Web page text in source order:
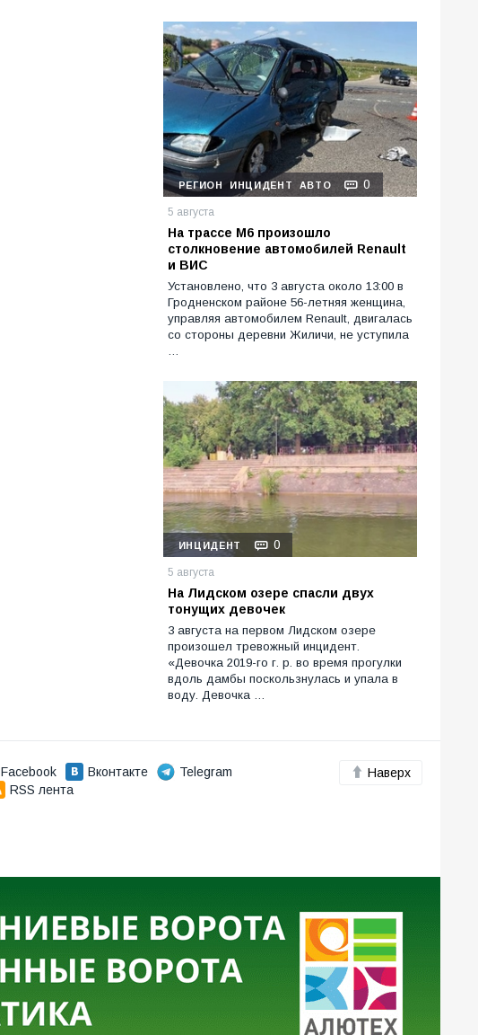
РЕГИОН ИНЦИДЕНТ АВТО 0
5 августа
На трассе М6 произошло
столкновение автомобилей Renault
и ВИС
Установлено, что 3 августа около 13:00 в
Гродненском районе 56-летняя женщина,
управляя автомобилем Renault, двигалась
со стороны деревни Жиличи, не уступила
…
ИНЦИДЕНТ 0
5 августа
На Лидском озере спасли двух
тонущих девочек
3 августа на первом Лидском озере
произошел тревожный инцидент.
«Девочка 2019-го г. р. во время прогулки
вдоль дамбы поскользнулась и упала в
воду. Девочка …
Facebook Вконтакте
Telegram
RSS лента
Наверх